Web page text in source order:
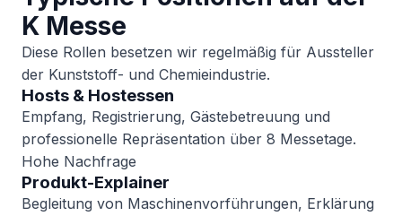
K Messe
Diese Rollen besetzen wir regelmäßig für Aussteller
der Kunststoff- und Chemieindustrie.
Hosts & Hostessen
Empfang, Registrierung, Gästebetreuung und
professionelle Repräsentation über 8 Messetage.
Hohe Nachfrage
Produkt-Explainer
Begleitung von Maschinenvorführungen, Erklärung